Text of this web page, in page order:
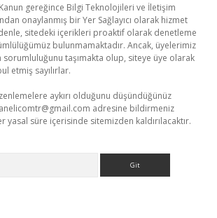
Kanun gereğince Bilgi Teknolojileri ve İletişim
onaylanmış bir Yer Sağlayıcı olarak hizmet
sitedeki içerikleri proaktif olarak denetleme
bulunmamaktadır. Ancak, üyelerimiz
sorumluluğunu taşımakta olup, siteye üye olarak
etmiş sayılırlar.
aykırı olduğunu düşündüğünüz
adresine bildirmeniz
yasal süre içerisinde sitemizden kaldırılacaktır.